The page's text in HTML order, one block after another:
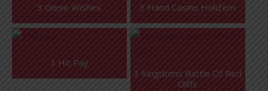
3 Genie Wishes 3 Hand Casino Hold'em
3 Hit Pay
3 Kingdoms Battle Of Red
Cliffs